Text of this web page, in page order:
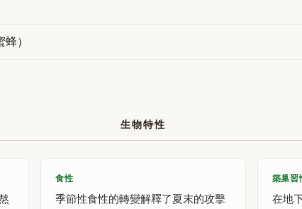
）
生物特性
食性
季節性食性的轉變解釋了夏末的攻擊
築巢習
在地